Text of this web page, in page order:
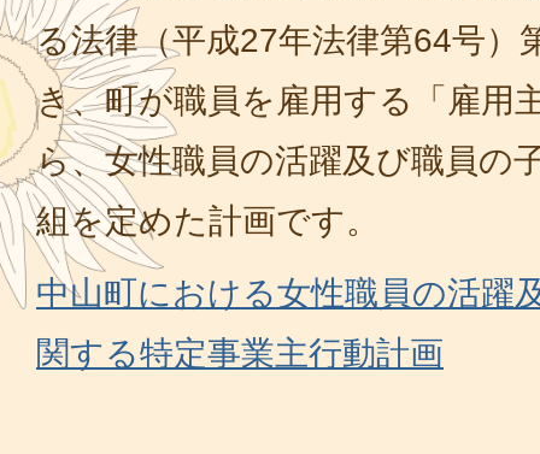
る法律（平成27年法律第64号）
き、町が職員を雇用する「雇用
ら、女性職員の活躍及び職員の
組を定めた計画です。
中山町における女性職員の活躍
関する特定事業主行動計画